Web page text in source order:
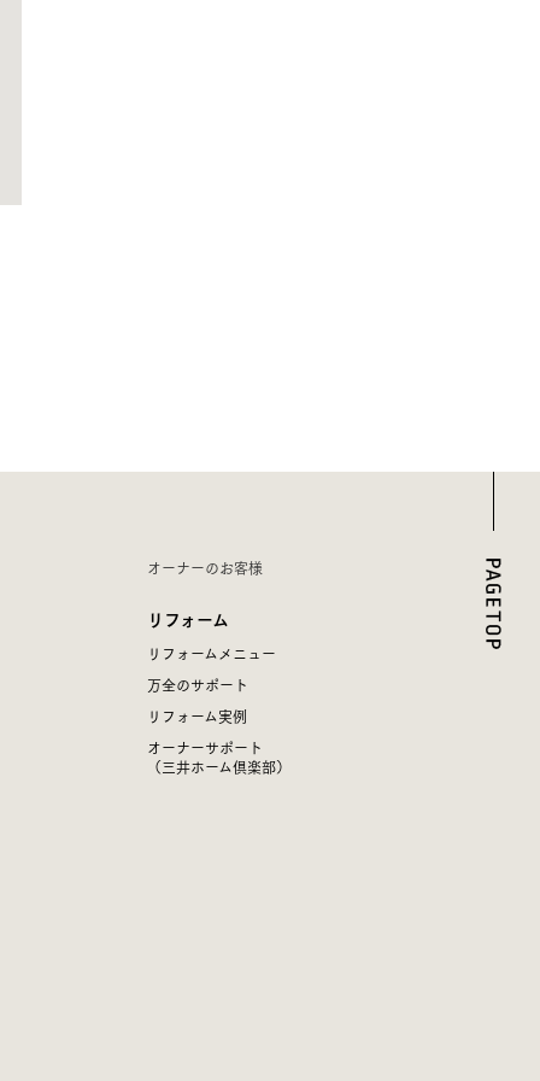
オーナーのお客様
リフォーム
リフォームメニュー
万全のサポート
リフォーム実例
オーナーサポート
（三井ホーム倶楽部）